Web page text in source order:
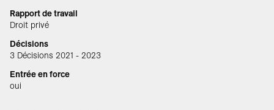
Rapport de travail
Droit privé
Décisions
3 Décisions 2021 - 2023
Entrée en force
oui